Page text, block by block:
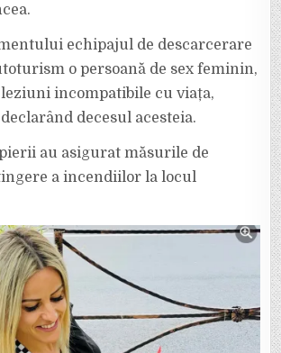
echipajul de descarcerare
o persoană de sex feminin,
incompatibile cu viața,
decesul acesteia.
au asigurat măsurile de
a incendiilor la locul